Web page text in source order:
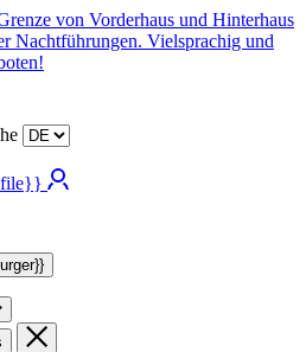
von Vorderhaus und Hinterhaus
Nachtführungen. Vielsprachig und